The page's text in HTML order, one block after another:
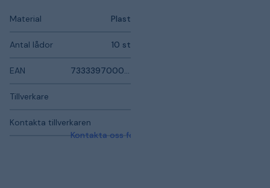
Material Plast
Antal lådor 10 st
EAN 7333397000609
Tillverkare
Kontakta tillverkaren
Kontakta oss för mer information